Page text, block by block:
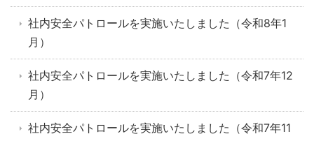
社内安全パトロールを実施いたしました（令和8年1
月）
社内安全パトロールを実施いたしました（令和7年12
月）
社内安全パトロールを実施いたしました（令和7年11